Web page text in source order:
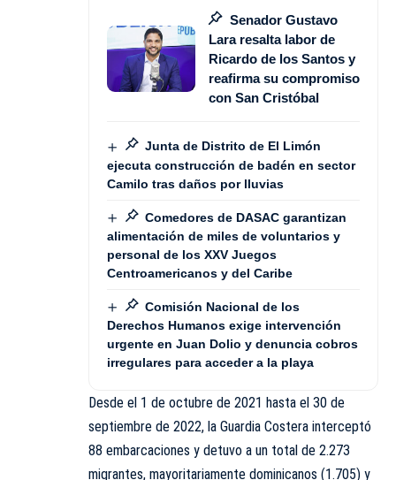
Senador Gustavo
Lara resalta labor de
Ricardo de los Santos y
reafirma su compromiso
con San Cristóbal
Junta de Distrito de El Limón
ejecuta construcción de badén en sector
Camilo tras daños por lluvias
Comedores de DASAC garantizan
alimentación de miles de voluntarios y
personal de los XXV Juegos
Centroamericanos y del Caribe
Comisión Nacional de los
Derechos Humanos exige intervención
urgente en Juan Dolio y denuncia cobros
irregulares para acceder a la playa
Desde el 1 de octubre de 2021 hasta el 30 de
septiembre de 2022, la Guardia Costera interceptó
88 embarcaciones y detuvo a un total de 2.273
migrantes, mayoritariamente dominicanos (1.705) y